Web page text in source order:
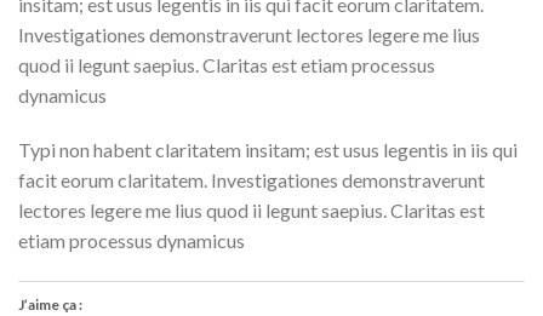
Investigationes demonstraverunt lectores legere me lius
quod ii legunt saepius. Claritas est etiam processus
dynamicus
Typi non habent claritatem insitam; est usus legentis in iis qui
facit eorum claritatem. Investigationes demonstraverunt
lectores legere me lius quod ii legunt saepius. Claritas est
etiam processus dynamicus
J’aime ça :